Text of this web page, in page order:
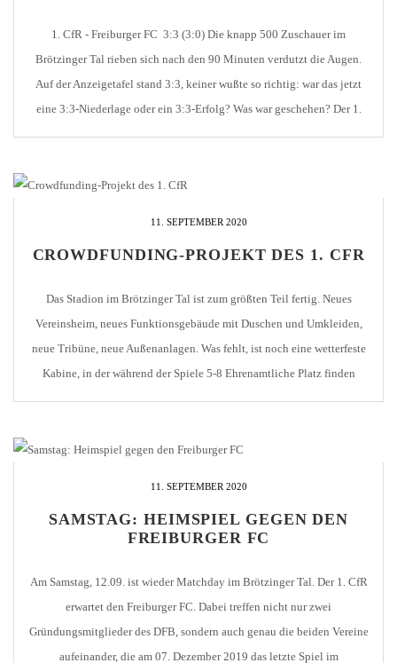
1. CfR - Freiburger FC 3:3 (3:0) Die knapp 500 Zuschauer im
Brötzinger Tal rieben sich nach den 90 Minuten verdutzt die Augen.
Auf der Anzeigetafel stand 3:3, keiner wußte so richtig: war das jetzt
eine 3:3-Niederlage oder ein 3:3-Erfolg? Was war geschehen? Der 1.
11. SEPTEMBER 2020
CROWDFUNDING-PROJEKT DES 1. CFR
Das Stadion im Brötzinger Tal ist zum größten Teil fertig. Neues
Vereinsheim, neues Funktionsgebäude mit Duschen und Umkleiden,
neue Tribüne, neue Außenanlagen. Was fehlt, ist noch eine wetterfeste
Kabine, in der während der Spiele 5-8 Ehrenamtliche Platz finden
[...]
11. SEPTEMBER 2020
SAMSTAG: HEIMSPIEL GEGEN DEN
FREIBURGER FC
Am Samstag, 12.09. ist wieder Matchday im Brötzinger Tal. Der 1. CfR
erwartet den Freiburger FC. Dabei treffen nicht nur zwei
Gründungsmitglieder des DFB, sondern auch genau die beiden Vereine
aufeinander, die am 07. Dezember 2019 das letzte Spiel im